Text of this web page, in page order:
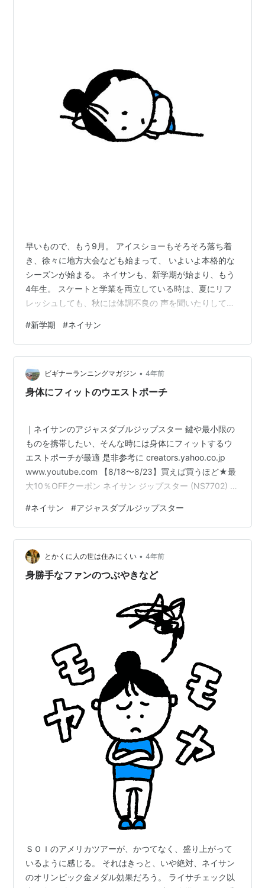
早いもので、もう9月。 アイスショーもそろそろ落ち着
き、徐々に地方大会なども始まって、 いよいよ本格的な
シーズンが始まる。 ネイサンも、新学期が始まり、もう
4年生。 スケートと学業を両立している時は、夏にリフ
レッシュしても、秋には体調不良の 声を聞いたりしてい
いる。 （しかし勉強だけでも身体壊すって学校なのに
さ・・・・） 日本は4月が新学期だが、海外は9月が多
い。 だからここから、また新しい時が始まる。 フィギュ
ア選手もそんな感じかもしれない。 昨日、ネイサンのト
ークイベントのアーカイヴ配信が最終日だったので、 Ｐ
#新学期 #ネイサン
ビギナーランニングマガジン • 4年前
身体にフィットのウエストポーチ
｜ネイサンのアジャスダブルジップスター 鍵や最小限の
ものを携帯したい、そんな時には身体にフィットするウ
エストポーチが最適 是非参考に creators.yahoo.co.jp
www.youtube.com 【8/18〜8/23】買えば買うほど★最
大10％OFFクーポン ネイサン ジップスター (NS7702) 陸
日ギフト 2206_cp_run価格: 3718 円楽天で詳細を見る 日
程 2022年8月27日（土）対象20才以上の健康な方 会場
青梅マラソンコース（約30㎞） 時間 9:00～15:00（終了
予定） 集合 08:5…
#ネイサン #アジャスダブルジップスター
とかくに人の世は住みにくい • 4年前
身勝手なファンのつぶやきなど
ＳＯＩのアメリカツアーが、かつてなく、盛り上がって
いるように感じる。 それはきっと、いや絶対、ネイサン
のオリンピック金メダル効果だろう。 ライサチェック以